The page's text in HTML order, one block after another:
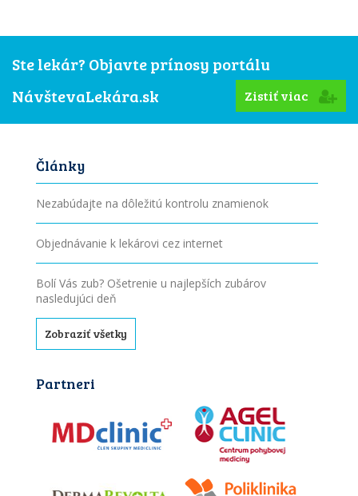
Ste lekár? Objavte prínosy portálu
NávštevaLekára.sk
Zistiť viac
Články
Nezabúdajte na dôležitú kontrolu znamienok
Objednávanie k lekárovi cez internet
Bolí Vás zub? Ošetrenie u najlepších zubárov
nasledujúci deň
Zobraziť všetky
Partneri